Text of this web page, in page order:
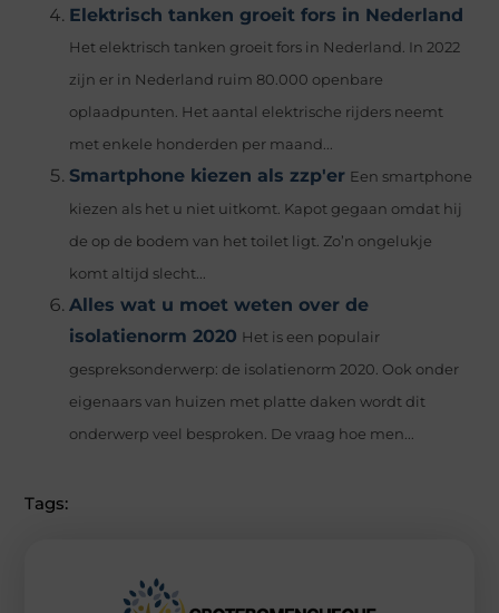
Elektrisch tanken groeit fors in Nederland
Het elektrisch tanken groeit fors in Nederland. In 2022
zijn er in Nederland ruim 80.000 openbare
oplaadpunten. Het aantal elektrische rijders neemt
met enkele honderden per maand...
Smartphone kiezen als zzp'er Een smartphone
kiezen als het u niet uitkomt. Kapot gegaan omdat hij
de op de bodem van het toilet ligt. Zo’n ongelukje
komt altijd slecht...
Alles wat u moet weten over de
isolatienorm 2020 Het is een populair
gespreksonderwerp: de isolatienorm 2020. Ook onder
eigenaars van huizen met platte daken wordt dit
onderwerp veel besproken. De vraag hoe men...
Tags: